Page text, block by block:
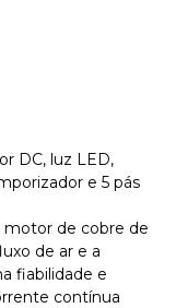
DC, luz LED,
e 5 pás
motor de cobre de
de ar e a
fiabilidade e
contínua